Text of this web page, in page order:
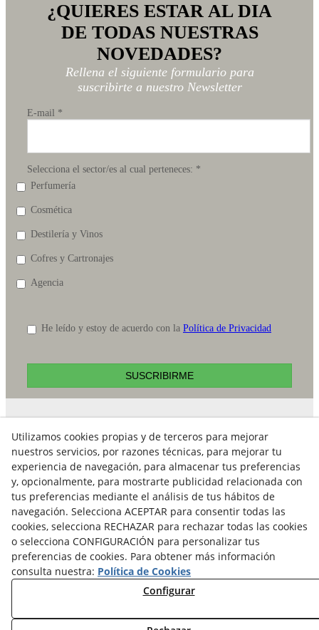
¿QUIERES ESTAR AL DIA
DE TODAS NUESTRAS
NOVEDADES?
Rellena el siguiente formulario para
suscribirte a nuestro Newsletter
E-mail *
Selecciona el sector/es al cual perteneces: *
Perfumería
Cosmética
Destilería y Vinos
Cofres y Cartronajes
Agencia
He leído y estoy de acuerdo con la Política de Privacidad
SUSCRIBIRME
Contacto
E-mail:
info@ataviance.com
Aviso Legal
Política Cookies
Política de Privacidad
Utilizamos cookies propias y de terceros para mejorar
nuestros servicios, por razones técnicas, para mejorar tu
experiencia de navegación, para almacenar tus preferencias
y, opcionalmente, para mostrarte publicidad relacionada con
tus preferencias mediante el análisis de tus hábitos de
navegación. Selecciona ACEPTAR para consentir todas las
cookies, selecciona RECHAZAR para rechazar todas las cookies
o selecciona CONFIGURACIÓN para personalizar tus
preferencias de cookies. Para obtener más información
consulta nuestra: Política de Cookies
Configurar